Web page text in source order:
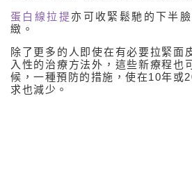
醫學美容療程
醫美治療產品
蛋白線拉提 亦可收緊鬆馳的下半
緻。
除了更多的人即使在有必要拉緊面
入性的治療方法外，這些新療程也
候，一種預防的措施，使在10年或
求也減少。